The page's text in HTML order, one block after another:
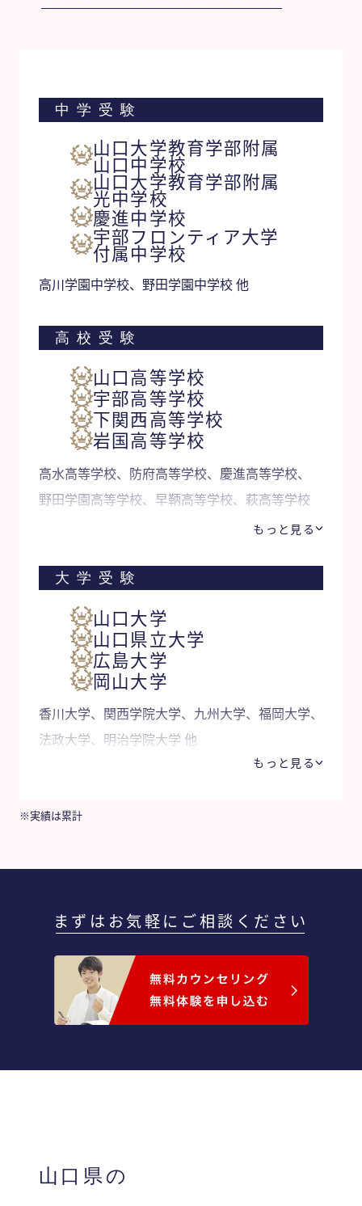
中学受験
山口大学教育学部附属
山口中学校
山口大学教育学部附属
光中学校
慶進中学校
宇部フロンティア大学
付属中学校
高川学園中学校、野田学園中学校 他
高校受験
山口高等学校
宇部高等学校
下関西高等学校
岩国高等学校
高水高等学校、防府高等学校、慶進高等学校、
野田学園高等学校、早鞆高等学校、萩高等学校
もっと見る
大学受験
山口大学
山口県立大学
広島大学
岡山大学
香川大学、関西学院大学、九州大学、福岡大学、
法政大学、明治学院大学 他
もっと見る
※実績は累計
まずはお気軽にご相談ください
山口県の